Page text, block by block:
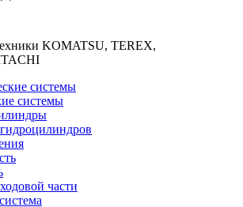
KOMATSU, TEREX,
системы
части